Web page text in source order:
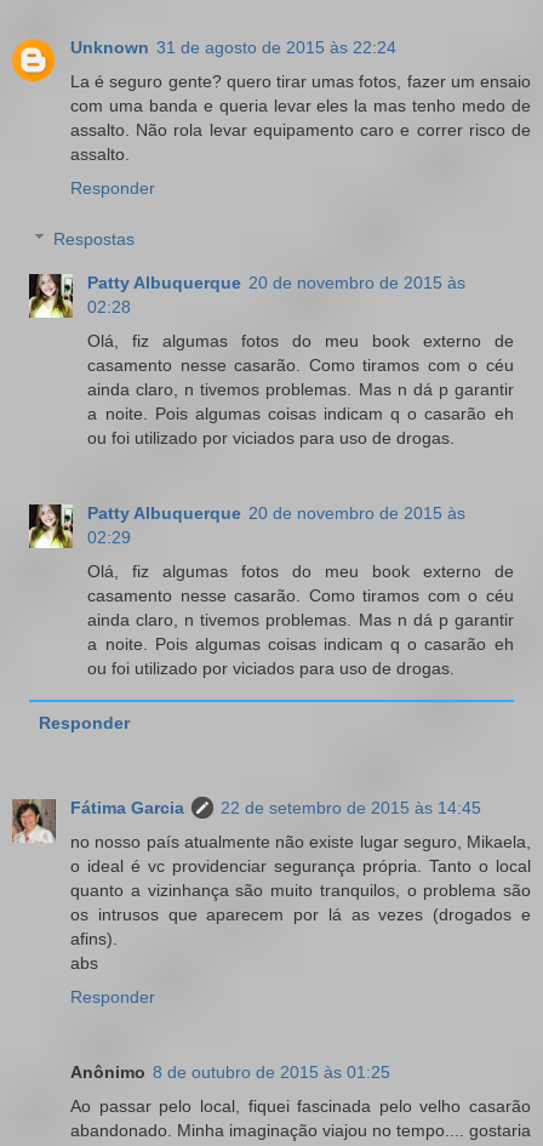
Unknown 31 de agosto de 2015 às 22:24
La é seguro gente? quero tirar umas fotos, fazer um ensaio
com uma banda e queria levar eles la mas tenho medo de
assalto. Não rola levar equipamento caro e correr risco de
assalto.
Responder
Respostas
Patty Albuquerque 20 de novembro de 2015 às
02:28
Olá, fiz algumas fotos do meu book externo de
casamento nesse casarão. Como tiramos com o céu
ainda claro, n tivemos problemas. Mas n dá p garantir
a noite. Pois algumas coisas indicam q o casarão eh
ou foi utilizado por viciados para uso de drogas.
Patty Albuquerque 20 de novembro de 2015 às
02:29
Olá, fiz algumas fotos do meu book externo de
casamento nesse casarão. Como tiramos com o céu
ainda claro, n tivemos problemas. Mas n dá p garantir
a noite. Pois algumas coisas indicam q o casarão eh
ou foi utilizado por viciados para uso de drogas.
Responder
Fátima Garcia
22 de setembro de 2015 às 14:45
no nosso país atualmente não existe lugar seguro, Mikaela,
o ideal é vc providenciar segurança própria. Tanto o local
quanto a vizinhança são muito tranquilos, o problema são
os intrusos que aparecem por lá as vezes (drogados e
afins).
abs
Responder
Anônimo 8 de outubro de 2015 às 01:25
Ao passar pelo local, fiquei fascinada pelo velho casarão
abandonado. Minha imaginação viajou no tempo.... gostaria